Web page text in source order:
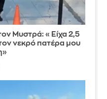
Μυστρά: «Είχα 2,5
νεκρό πατέρα μου